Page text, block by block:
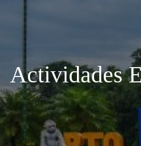
Actividades